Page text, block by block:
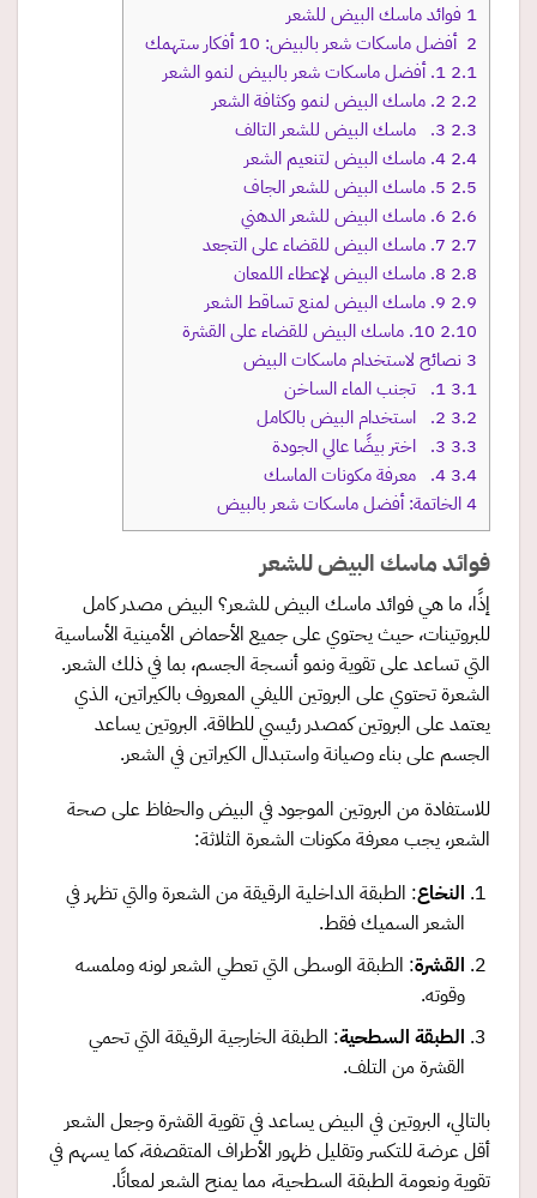
1 فوائد ماسك البيض للشعر
2 أفضل ماسكات شعر بالبيض: 10 أفكار ستهمك
2.1
2.2
2.3
2.4
2.5
2.6
2.7
2.8
2.9
2.10
3 نصائح لاستخدام ماسكات البيض
3.1
3.2
3.3
3.4
4الخاتمة: أفضل ماسكات شعر بالبيض
فوائد ماسك البيض للشعر
إذًا، ما هي فوائد ماسك البيض للشعر؟ البيض مصدر كامل
للبروتينات، حيث يحتوي على جميع الأحماض الأمينية الأساسية
التي تساعد على تقوية ونمو أنسجة الجسم، بما في ذلك الشعر.
الشعرة تحتوي على البروتين الليفي المعروف بالكيراتين، الذي
يعتمد على البروتين كمصدر رئيسي للطاقة. البروتين يساعد
الجسم على بناء وصيانة واستبدال الكيراتين في الشعر.
للاستفادة من البروتين الموجود في البيض والحفاظ على صحة
الشعر، يجب معرفة مكونات الشعرة الثلاثة:
النخاع: الطبقة الداخلية الرقيقة من الشعرة والتي تظهر في
الشعر السميك فقط.
القشرة: الطبقة الوسطى التي تعطي الشعر لونه وملمسه
وقوته.
الطبقة السطحية: الطبقة الخارجية الرقيقة التي تحمي
القشرة من التلف.
بالتالي، البروتين في البيض يساعد في تقوية القشرة وجعل الشعر
أقل عرضة للتكسر وتقليل ظهور الأطراف المتقصفة، كما يسهم في
تقوية ونعومة الطبقة السطحية، مما يمنح الشعر لمعانًا.